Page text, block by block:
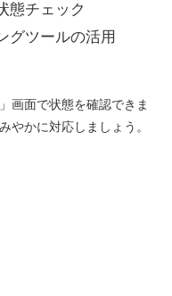
態チェック
グツールの活用
画面で状態を確認できま
やかに対応しましょう。